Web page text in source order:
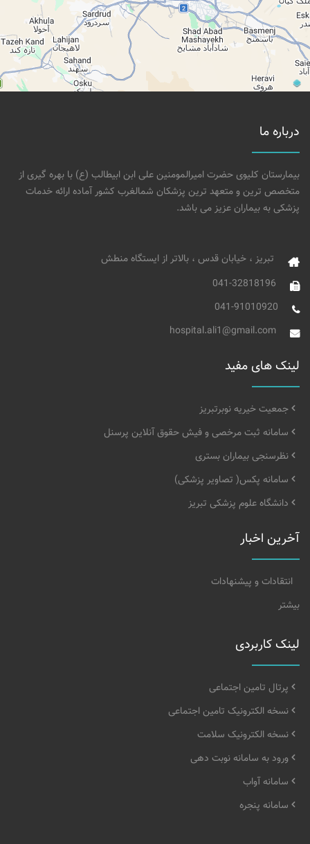
درباره ما
بیمارستان کلیوی حضرت امیرالمومنین علی ابن ابیطالب (ع) با بهره گیری از
متخصص ترین و متعهد ترین پزشکان شمالغرب کشور آماده ارائه خدمات
پزشکی به بیماران عزیز می باشد.
تبریز ، خیابان قدس ، بالاتر از ایستگاه منطش
041-32818196
041-91010920
hospital.ali1@gmail.com
لینک های مفید
جمعیت خیریه نوبرتبریز
سامانه ثبت مرخصی و فیش حقوق آنلاین پرسنل
نظرسنجی بیماران بستری
سامانه پکس( تصاویر پزشکی)
دانشگاه علوم پزشکی تبریز
آخرین اخبار
انتقادات و پیشنهادات
بیشتر
لینک کاربردی
پرتال تامین اجتماعی
نسخه الکترونیک تامین اجتماعی
نسخه الکترونیک سلامت
ورود به سامانه نوبت دهی
سامانه آواب
سامانه پنجره